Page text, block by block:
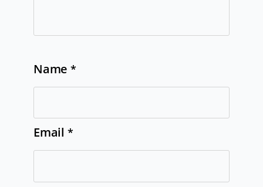
Name *
Email *